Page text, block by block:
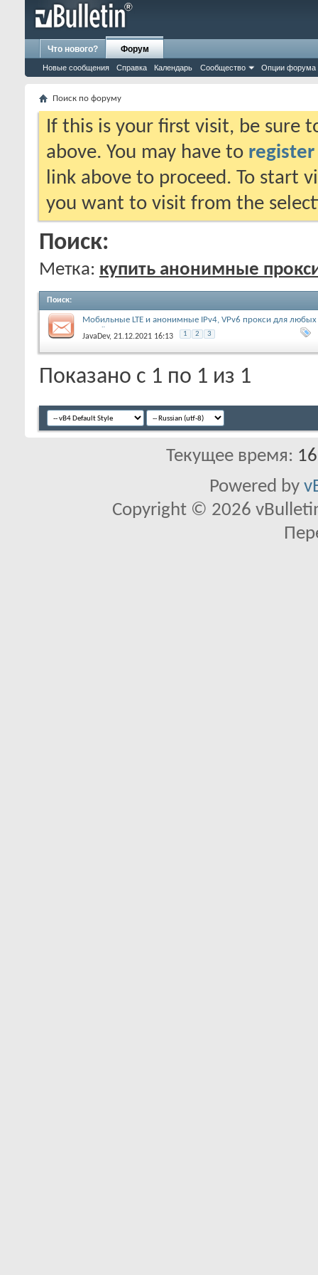
Что нового? Форум
Новые сообщения Справка Календарь Сообщество Опции форума
Поиск по форуму
If this is your first visit, be sure
above. You may have to register
link above to proceed. To start
you want to visit from the
Поиск:
Метка: купить анонимные
Поиск:
Мобильные LTE и анонимные IPv4, VPv6 прокси для любых
целей
JavaDev, 21.12.2021 16:13 1 2 3
Показано с 1 по 1 из 1
Текущее время:
Powered by
Copyright © 2026